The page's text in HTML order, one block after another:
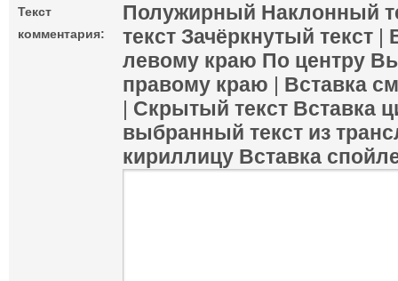
Текст
комментария:
Полужирный Наклонный
текст Зачёркнутый текст |
левому краю По центру
правому краю | Вставка
| Скрытый текст Вставка
выбранный текст из
кириллицу Вставка